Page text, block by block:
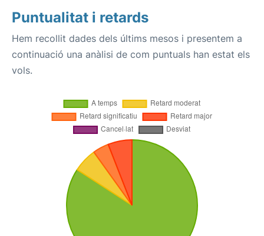
Puntualitat i retards
Hem recollit dades dels últims mesos i presentem a
continuació una anàlisi de com puntuals han estat els
vols.